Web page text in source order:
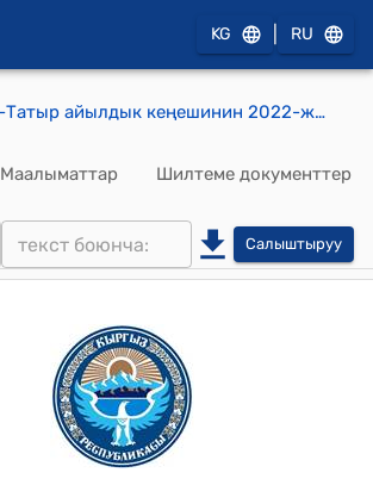
KG RU
Ак-Татыр айылдык кеңешинин 2022-жылдын 27-декабрындагы № 34 "Стимулирующий грант үчүн акча каражатын кароо жөнүндө" токтому
Маалыматтар Шилтеме документтер
Салыштыруу